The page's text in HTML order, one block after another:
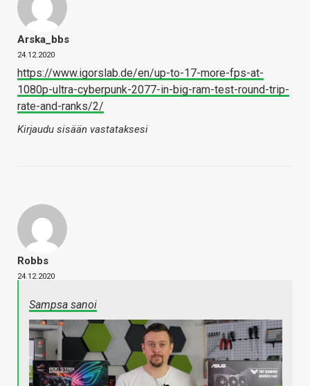
Arska_bbs
24.12.2020
https://www.igorslab.de/en/up-to-17-more-fps-at-
1080p-ultra-cyberpunk-2077-in-big-ram-test-round-trip-
rate-and-ranks/2/
Kirjaudu sisään vastataksesi
Robbs
24.12.2020
Sampsa sanoi